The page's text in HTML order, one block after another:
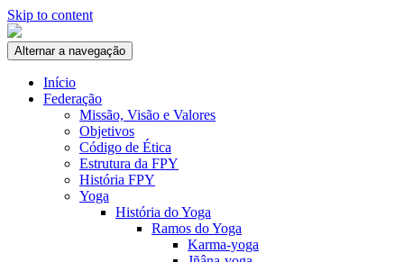
Skip to content
Alternar a navegação
Início
Federação
Missão, Visão e Valores
Objetivos
Código de Ética
Estrutura da FPY
História FPY
Yoga
História do Yoga
Ramos do Yoga
Karma-yoga